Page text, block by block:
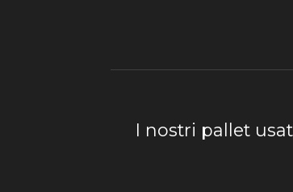
I nostri pallet